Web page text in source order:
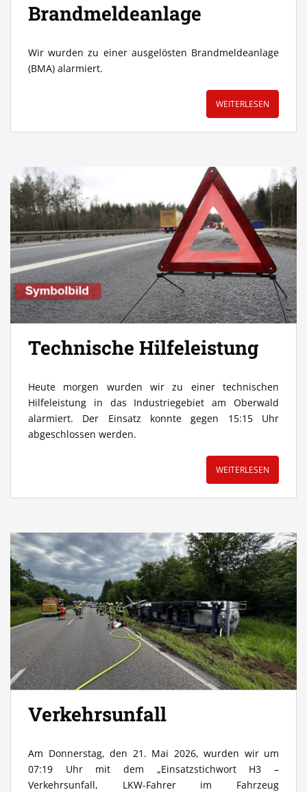
Brandmeldeanlage
Wir wurden zu einer ausgelösten Brandmeldeanlage
(BMA) alarmiert.
WEITERLESEN
Technische Hilfeleistung
Heute morgen wurden wir zu einer technischen
Hilfeleistung in das Industriegebiet am Oberwald
alarmiert. Der Einsatz konnte gegen 15:15 Uhr
abgeschlossen werden.
WEITERLESEN
Verkehrsunfall
Am Donnerstag, den 21. Mai 2026, wurden wir um
07:19 Uhr mit dem „Einsatzstichwort H3 –
Verkehrsunfall, LKW-Fahrer im Fahrzeug